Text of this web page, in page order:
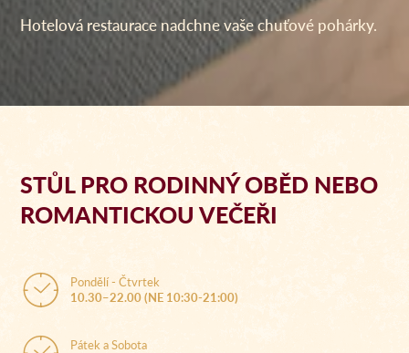
Hotelová restaurace nadchne vaše chuťové pohárky.
STŮL PRO RODINNÝ OBĚD NEBO
ROMANTICKOU VEČEŘI
Pondělí - Čtvrtek
10.30–22.00 (NE 10:30-21:00)
Pátek a Sobota